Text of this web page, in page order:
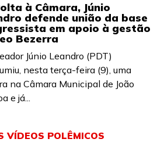
à Câmara, Júnio
defende união da base
em apoio à gestão
Bezerra
Júnio Leandro (PDT)
nesta terça-feira (9), uma
na Câmara Municipal de João
e já...
VÍDEOS POLÊMICOS